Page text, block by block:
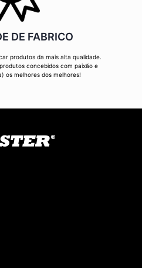
DE FABRICO
produtos da mais alta qualidade.
concebidos com paixão e
os melhores dos melhores!